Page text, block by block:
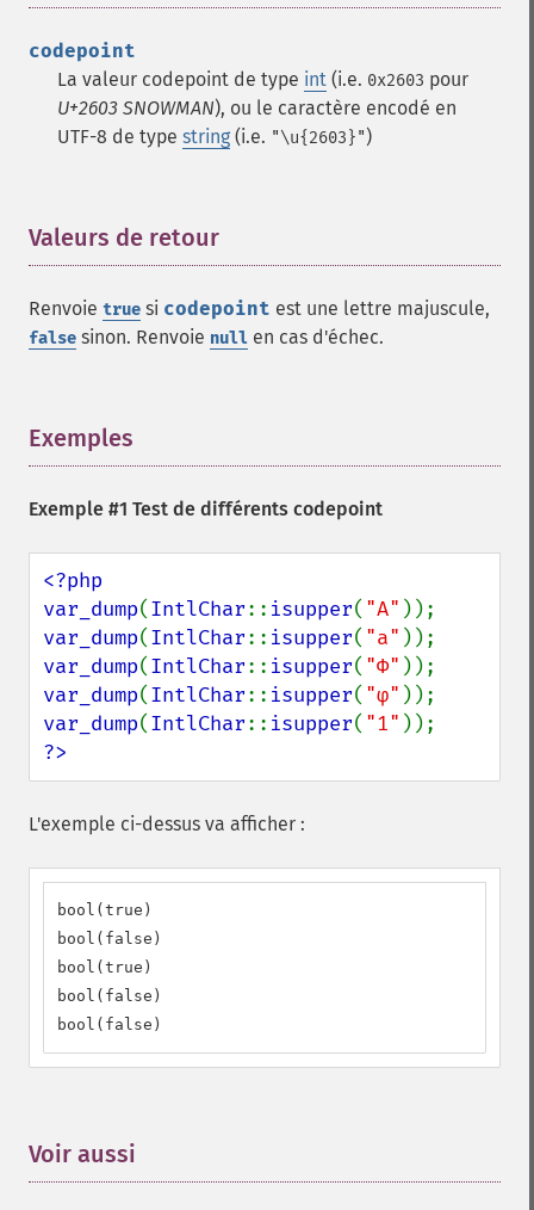
codepoint
La valeur codepoint de type int (i.e. 0x2603 pour
U+2603 SNOWMAN), ou le caractère encodé en
UTF-8 de type string (i.e. "\u{2603}")
Valeurs de retour
Renvoie true si codepoint est une lettre majuscule,
false sinon. Renvoie null en cas d'échec.
Exemples
Exemple #1 Test de différents codepoint
<?php
var_dump(IntlChar:: isupper( "A"
var_dump(IntlChar:: isupper( "a"
var_dump(IntlChar:: isupper( "Φ"
var_dump(IntlChar:: isupper( "φ"
var_dump(IntlChar:: isupper( "1"
?>
L'exemple ci-dessus va afficher :
bool(true)
bool(false)
bool(true)
bool(false)
bool(false)
Voir aussi